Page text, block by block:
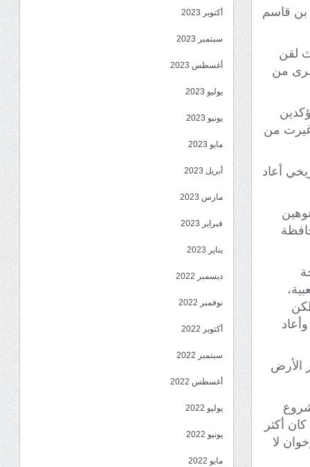
بن قاسم
لقن
من
من
أعاد
الأرض
أكثر
لا
أكتوبر 2023
سبتمبر 2023
أغسطس 2023
يوليو 2023
يونيو 2023
مايو 2023
أبريل 2023
مارس 2023
فبراير 2023
يناير 2023
ديسمبر 2022
نوفمبر 2022
أكتوبر 2022
سبتمبر 2022
أغسطس 2022
يوليو 2022
يونيو 2022
مايو 2022